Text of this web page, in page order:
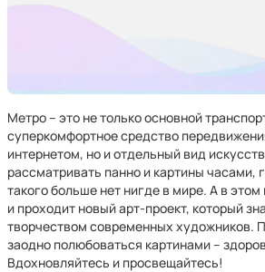
Метро – это не только основной
суперкомфортное средство
интернетом, но и отдельный вид
рассматривать панно и картины часами,
такого больше нет нигде в мире. А в
и проходит новый арт-проект, который
творчеством современных художников.
заодно полюбоваться картинами –
Вдохновляйтесь и просвещайтесь!